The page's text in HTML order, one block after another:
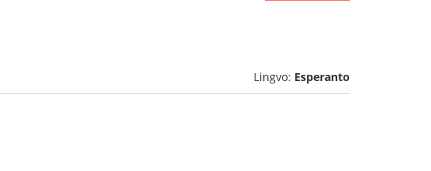
Lingvo: Esperanto